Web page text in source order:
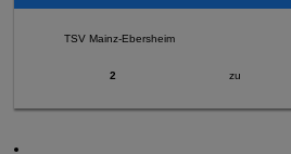
TSV Mainz-Ebersheim
2 zu